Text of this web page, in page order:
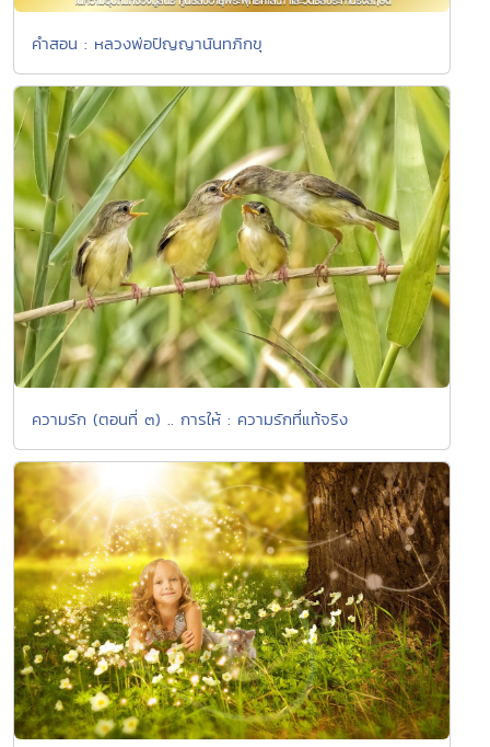
คำสอน : หลวงพ่อปัญญานันทภิกขุ
ความรัก (ตอนที่ ๓) .. การให้ : ความรักที่แท้จริง